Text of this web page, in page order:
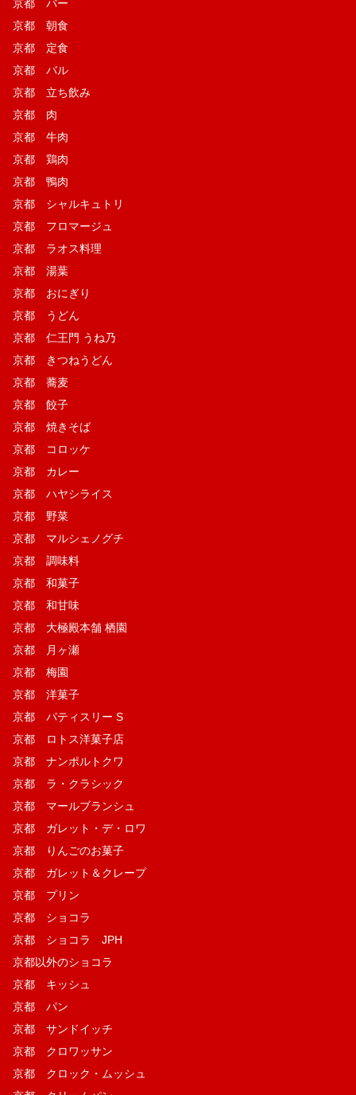
京都 バー
京都 朝食
京都 定食
京都 バル
京都 立ち飲み
京都 肉
京都 牛肉
京都 鶏肉
京都 鴨肉
京都 シャルキュトリ
京都 フロマージュ
京都 ラオス料理
京都 湯葉
京都 おにぎり
京都 うどん
京都 仁王門 うね乃
京都 きつねうどん
京都 蕎麦
京都 餃子
京都 焼きそば
京都 コロッケ
京都 カレー
京都 ハヤシライス
京都 野菜
京都 マルシェノグチ
京都 調味料
京都 和菓子
京都 和甘味
京都 大極殿本舗 栖園
京都 月ヶ瀬
京都 梅園
京都 洋菓子
京都 パティスリー S
京都 ロトス洋菓子店
京都 ナンポルトクワ
京都 ラ・クラシック
京都 マールブランシュ
京都 ガレット・デ・ロワ
京都 りんごのお菓子
京都 ガレット＆クレープ
京都 プリン
京都 ショコラ
京都 ショコラ JPH
京都以外のショコラ
京都 キッシュ
京都 パン
京都 サンドイッチ
京都 クロワッサン
京都 クロック・ムッシュ